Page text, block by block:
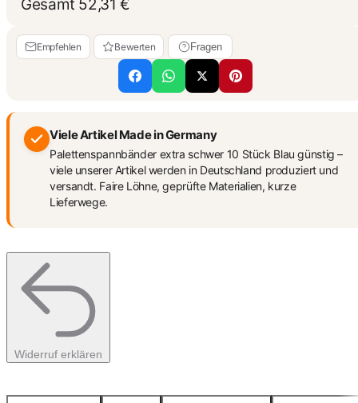
Gesamt 52,31 €
Empfehlen Bewerten Fragen
Viele Artikel Made in Germany
Palettenspannbänder extra schwer 10 Stück Blau günstig –
viele unserer Artikel werden in Deutschland produziert und
versandt. Faire Löhne, geprüfte Materialien, kurze
Lieferwege.
Widerruf erklären